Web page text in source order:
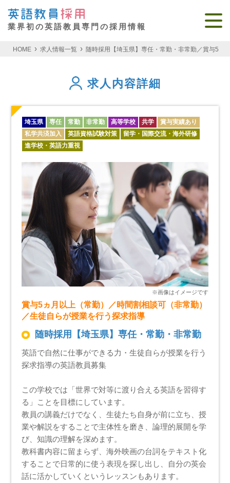
業界初の英語教員専門の採用情報
HOME 求人情報一覧 随時採用【埼玉県】専任・常勤・非常勤／賞与5
求人内容詳細
埼玉県 専任 常勤 非常勤 高等学校 共学
賞与実績あり
私学共済加入
英語資格試験対策
留学・国際交流・海外研修
進学校・英語力重視
賞与5ヵ月以上（常勤）／時間割相談可（非常勤）
／生徒自らが授業を行う探求指導
随時採用【埼玉県】専任・常勤・非常勤
英語で自然に仕事ができる力・生徒自らが授業を行う
探求指導の英語教員募集
この学校では「世界で対等に渡り合える英語を習得す
る」ことを目標にしています。
教員の講義だけでなく、生徒たち自身が前に立ち、授
業や解説をすることで主体性を磨き、論理的展開を学
び、知識の理解を深めます。
教科書内容に留まらず、海外映画の台詞をテキスト化
することで日常的に使う表現を探し出し、自分の英会
話に活かしていくというレッスンもあります。